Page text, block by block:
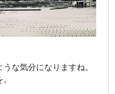
な気分になりますね。